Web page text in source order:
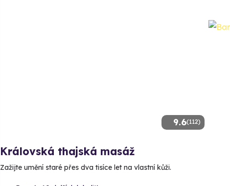
9.6(112)
Královská thajská masáž
Zažijte umění staré přes dva tisíce let na vlastní kůži.